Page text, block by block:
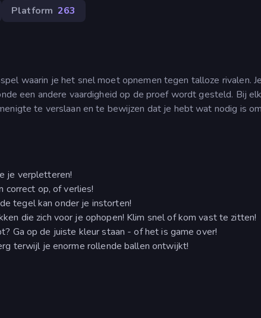
Platform 263
waarin je het snel moet opnemen tegen talloze rivalen.
een andere vaardigheid op de proef wordt gesteld. Bij
te verslaan en te bewijzen dat je hebt wat nodig is
je verpletteren!
correct op, of verlies!
tegel kan onder je instorten!
die zich voor je ophopen! Klim snel of kom vast te zitten!
Ga op de juiste kleur staan - of het is game over!
terwijl je enorme rollende ballen ontwijkt!